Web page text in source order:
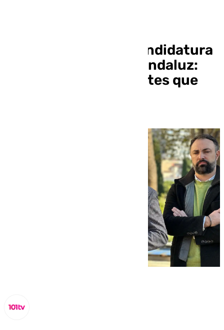
Dani Pérez, tras la candidatura
de Montero al PSOE andaluz:
«Saldremos más fuertes que